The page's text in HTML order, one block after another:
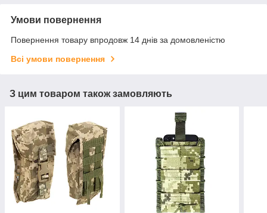
Умови повернення
Повернення товару впродовж 14 днів за домовленістю
Всі умови повернення
З цим товаром також замовляють